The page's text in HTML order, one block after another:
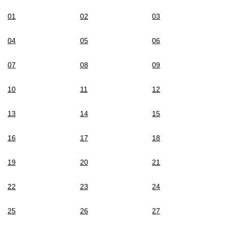
01 02 03
04 05 06
07 08 09
10 11 12
13 14 15
16 17 18
19 20 21
22 23 24
25 26 27